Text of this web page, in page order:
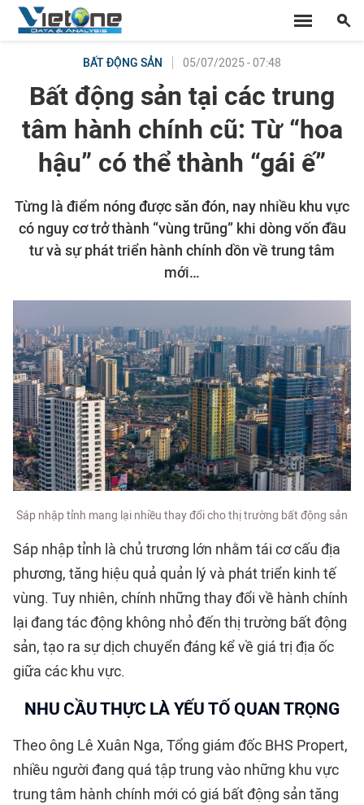
BẤT ĐỘNG SẢN 05/07/2025 - 07:48
Bất động sản tại các trung
tâm hành chính cũ: Từ “hoa
hậu” có thể thành “gái ế”
Từng là điểm nóng được săn đón, nay nhiều khu vực
có nguy cơ trở thành “vùng trũng” khi dòng vốn đầu
tư và sự phát triển hành chính dồn về trung tâm
mới…
Sáp nhập tỉnh mang lại nhiều thay đổi cho thị trường bất động sản
Sáp nhập tỉnh là chủ trương lớn nhằm tái cơ cấu địa
phương, tăng hiệu quả quản lý và phát triển kinh tế
vùng. Tuy nhiên, chính những thay đổi về hành chính
lại đang tác động không nhỏ đến thị trường bất động
sản, tạo ra sự dịch chuyển đáng kể về giá trị địa ốc
giữa các khu vực.
NHU CẦU THỰC LÀ YẾU TỐ QUAN TRỌNG
Theo ông Lê Xuân Nga, Tổng giám đốc BHS Propert,
nhiều người đang quá tập trung vào những khu vực
trung tâm hành chính mới có giá bất động sản tăng